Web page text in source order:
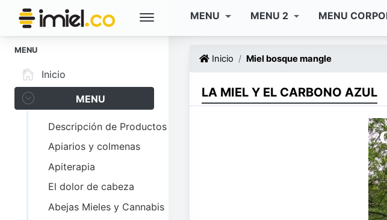
MENU MENU 2 MENU
MENU
Inicio
MENU
Descripción de Productos
Apiarios y colmenas
Apiterapia
El dolor de cabeza
Abejas Mieles y Cannabis
Inicio Miel bosque mangle
LA MIEL Y EL CARBONO AZUL